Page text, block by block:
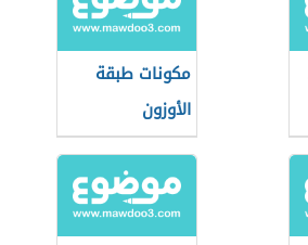
مكونات طبقة
الأوزون